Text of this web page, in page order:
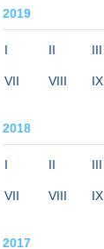
2019
I II III
VII VIII IX
2018
I II III
VII VIII IX
2017